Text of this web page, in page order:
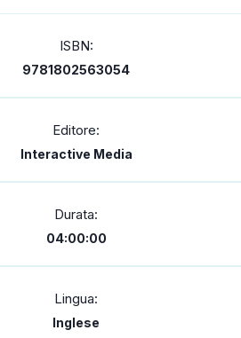
ISBN:
9781802563054
Editore:
Interactive Media
Durata:
04:00:00
Lingua:
Inglese